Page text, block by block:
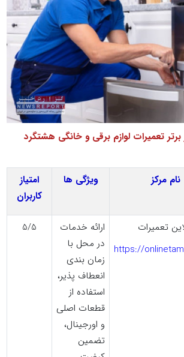
برتر تعمیرات لوازم برقی و خانگی هشتگرد
نام مرکز ویژگی ها
امتیاز
کاربران
تعمیرات
https://
ارائه خدمات
در محل با
زمان بندی
انعطاف پذیر،
استفاده از
قطعات اصلی
و اورجینال،
تضمین
5/5